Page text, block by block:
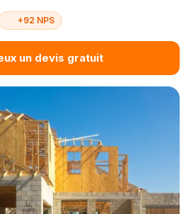
+92 NPS
un devis gratuit